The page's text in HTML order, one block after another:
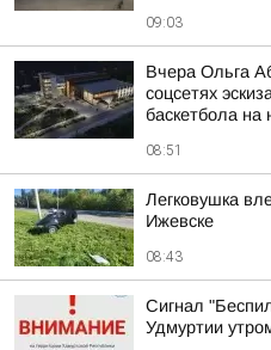
09:03
Вчера Ольга
соцсетях
баскетбола на
08:51
Легковушка
Ижевске
08:43
Сигнал
Удмуртии